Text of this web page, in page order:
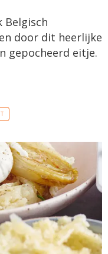
Belgisch
door dit heerlijke
gepocheerd eitje.